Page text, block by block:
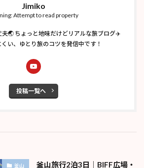
Jimiko
Attempt to read property
🌏 ちょっと地味だけどリアルな旅ブログ✈️
い、ゆとり旅のコツを発信中です！
投稿一覧へ
釜山 釜山旅行2泊3日｜BIFF広場・